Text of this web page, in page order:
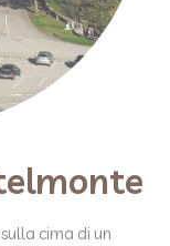
cima di un